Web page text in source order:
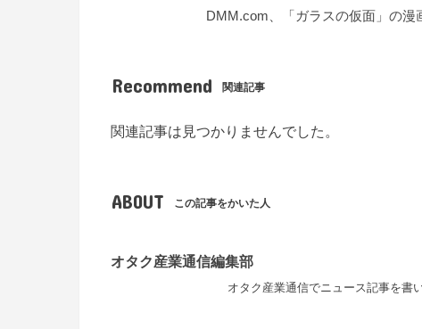
DMM.com、「ガラスの仮面」の
Recommend 関連記事
関連記事は見つかりませんでした。
ABOUT この記事をかいた人
オタク産業通信編集部
オタク産業通信でニュース記事を書